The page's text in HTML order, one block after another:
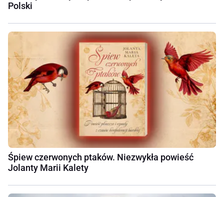
Polski
Śpiew czerwonych ptaków. Niezwykła powieść
Jolanty Marii Kalety